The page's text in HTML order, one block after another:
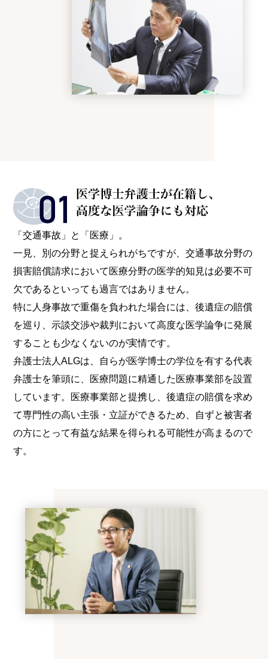
「交通事故」と「医療」。
一見、別の分野と捉えられがちですが、交通事故分野の
損害賠償請求において医療分野の医学的知見は必要不可
欠であるといっても過言ではありません。
特に人身事故で重傷を負われた場合には、後遺症の賠償
を巡り、示談交渉や裁判において高度な医学論争に発展
することも少なくないのが実情です。
弁護士法人ALGは、自らが医学博士の学位を有する代表
弁護士を筆頭に、医療問題に精通した医療事業部を設置
しています。医療事業部と提携し、後遺症の賠償を求め
て専門性の高い主張・立証ができるため、自ずと被害者
の方にとって有益な結果を得られる可能性が高まるので
す。